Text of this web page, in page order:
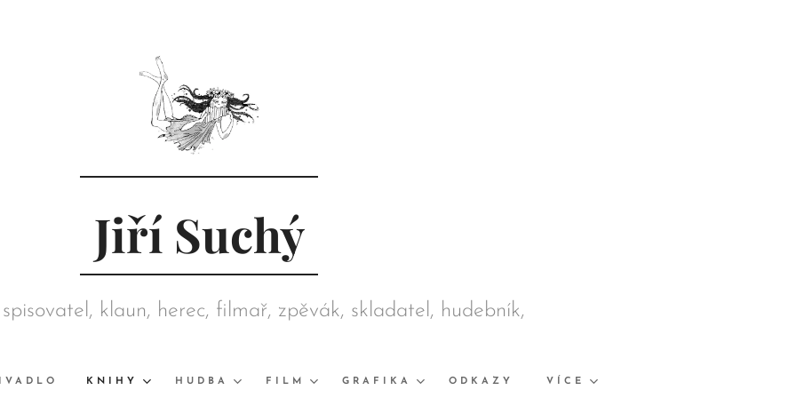
Jiří Suchý
klaun, herec, filmař, zpěvák, skladatel, hudebník,
KNIHY HUDBA FILM GRAFIKA ODKAZY VÍCE